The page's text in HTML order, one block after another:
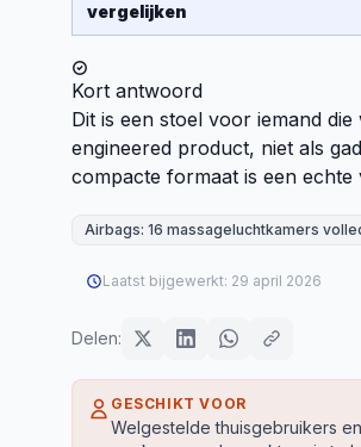
vergelijken
Kort antwoord
Dit is een stoel voor iemand
engineered product, niet als
compacte formaat is een
Airbags: 16 massageluchtkamers
Laatst bijgewerkt: 29 april 2026
Delen:
GESCHIKT VOOR
Welgestelde thuisgebruikers